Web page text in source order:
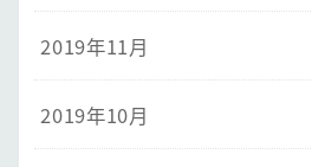
2019年11月
2019年10月